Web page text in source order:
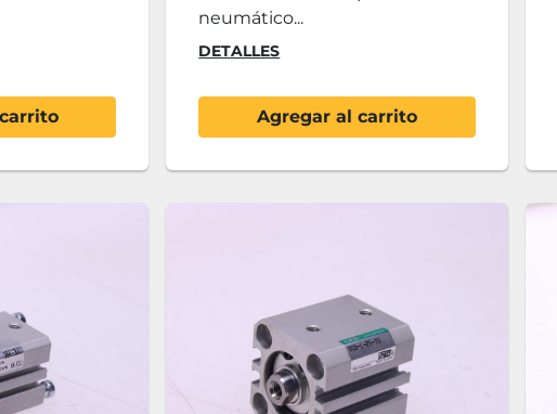
neumático...
DETALLES
Agregar al carrito